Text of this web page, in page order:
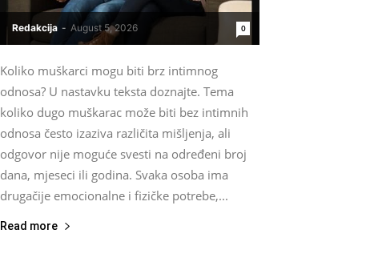
Redakcija - August 5, 2026 0
Koliko muškarci mogu biti brz intimnog
odnosa? U nastavku teksta doznajte. Tema
koliko dugo muškarac može biti bez intimnih
odnosa često izaziva različita mišljenja, ali
odgovor nije moguće svesti na određeni broj
dana, mjeseci ili godina. Svaka osoba ima
drugačije emocionalne i fizičke potrebe,...
Read more